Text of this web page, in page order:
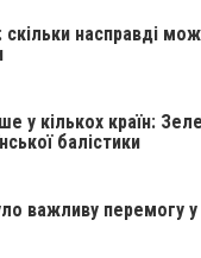
скільки насправді
у кількох країн:
балістики
важливу перемогу у